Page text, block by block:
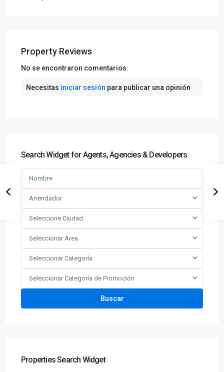
Property Reviews
No se encontraron comentarios.
Necesitas iniciar sesión para publicar una opinión
Search Widget for Agents, Agencies & Developers
Arrendador
Seleccione Ciudad
Seleccionar Area
Seleccionar Categoría
Seleccionar Categoría de Promoción
Buscar
Properties Search Widget